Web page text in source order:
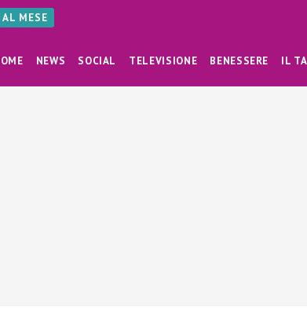
MESE
NEWS SOCIAL TELEVISIONE BENESSERE IL